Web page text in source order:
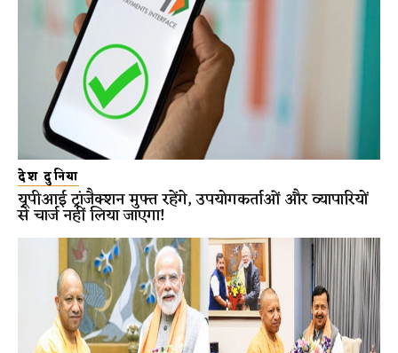
देश दुनिया
यूपीआई ट्रांजैक्शन मुफ्त रहेंगे, उपयोगकर्ताओं और व्यापारियों
से चार्ज नहीं लिया जाएगा!